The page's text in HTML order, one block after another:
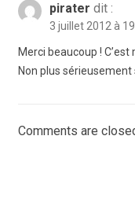
pirater dit :
3 juillet 2012 à
Merci beaucoup !
Non plus
Comments are